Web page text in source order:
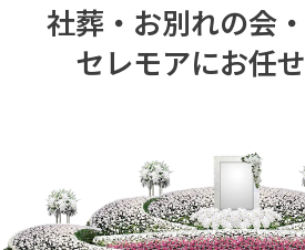
社葬・お別れの会
セレモアにお任